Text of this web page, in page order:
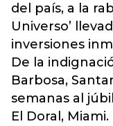
del país, a la
Universo’
inversiones
De la
Barbosa,
semanas al
El Doral,